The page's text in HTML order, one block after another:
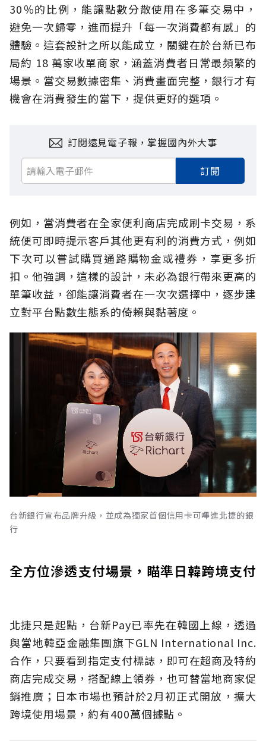
30％的比例，能讓點數分散使用在多筆交易中，
避免一次歸零，進而提升「每一次消費都有感」的
體驗。這套設計之所以能成立，關鍵在於台新已布
局約 18 萬家收單商家，涵蓋消費者日常最頻繁的
場景。當交易數據密集、消費畫面完整，銀行才有
機會在消費發生的當下，提供更好的選項。
訂閱遠見電子報，掌握國內外大事
訂閱
例如，當消費者在全家便利商店完成刷卡交易，系
統便可即時提示客戶其他更有利的消費方式，例如
下次可以嘗試購買通路購物金或禮券，享更多折
扣。他強調，這樣的設計，未必為銀行帶來更高的
單筆收益，卻能讓消費者在一次次選擇中，逐步建
立對平台點數生態系的倚賴與黏著度。
台新銀行宣布品牌升級，並成為獨家首個信用卡可嗶進北捷的銀
行
全方位滲透支付場景，瞄準日韓跨境支付
北捷只是起點，台新Pay已率先在韓國上線，透過
與當地韓亞金融集團旗下GLN International Inc.
合作，只要看到指定支付標誌，即可在超商及特約
商店完成交易，搭配線上領券，也可替當地商家促
銷推廣；日本市場也預計於2月初正式開放，擴大
跨境使用場景，約有400萬個據點。